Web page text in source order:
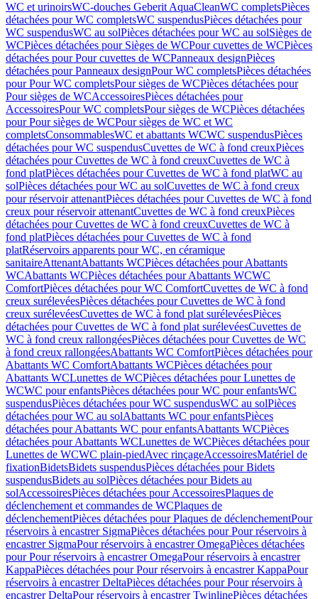
WC et urinoirsWC-douches Geberit AquaCleanWC completsPièces
détachées pour WC completsWC suspendusPièces détachées pour
WC suspendusWC au solPièces détachées pour WC au solSièges de
WCPièces détachées pour Sièges de WCPour cuvettes de WCPièces
détachées pour Pour cuvettes de WCPanneaux designPièces
détachées pour Panneaux designPour WC completsPièces détachées
pour Pour WC completsPour sièges de WCPièces détachées pour
Pour sièges de WCAccessoiresPièces détachées pour
AccessoiresPour WC completsPour sièges de WCPièces détachées
pour Pour sièges de WCPour sièges de WC et WC
completsConsommablesWC et abattants WCWC suspendusPièces
détachées pour WC suspendusCuvettes de WC à fond creuxPièces
détachées pour Cuvettes de WC à fond creuxCuvettes de WC à
fond platPièces détachées pour Cuvettes de WC à fond platWC au
solPièces détachées pour WC au solCuvettes de WC à fond creux
pour réservoir attenantPièces détachées pour Cuvettes de WC à fond
creux pour réservoir attenantCuvettes de WC à fond creuxPièces
détachées pour Cuvettes de WC à fond creuxCuvettes de WC à
fond platPièces détachées pour Cuvettes de WC à fond
platRéservoirs apparents pour WC, en céramique
sanitaireAttenantAbattants WCPièces détachées pour Abattants
WCAbattants WCPièces détachées pour Abattants WCWC
ComfortPièces détachées pour WC ComfortCuvettes de WC à fond
creux surélevéesPièces détachées pour Cuvettes de WC à fond
creux surélevéesCuvettes de WC à fond plat surélevéesPièces
détachées pour Cuvettes de WC à fond plat surélevéesCuvettes de
WC à fond creux rallongéesPièces détachées pour Cuvettes de WC
à fond creux rallongéesAbattants WC ComfortPièces détachées pour
Abattants WC ComfortAbattants WCPièces détachées pour
Abattants WCLunettes de WCPièces détachées pour Lunettes de
WCWC pour enfantsPièces détachées pour WC pour enfantsWC
suspendusPièces détachées pour WC suspendusWC au solPièces
détachées pour WC au solAbattants WC pour enfantsPièces
détachées pour Abattants WC pour enfantsAbattants WCPièces
détachées pour Abattants WCLunettes de WCPièces détachées pour
Lunettes de WCWC plain-piedAvec rinçageAccessoiresMatériel de
fixationBidetsBidets suspendusPièces détachées pour Bidets
suspendusBidets au solPièces détachées pour Bidets au
solAccessoiresPièces détachées pour AccessoiresPlaques de
déclenchement et commandes de WCPlaques de
déclenchementPièces détachées pour Plaques de déclenchementPour
réservoirs à encastrer SigmaPièces détachées pour Pour réservoirs à
encastrer SigmaPour réservoirs à encastrer OmegaPièces détachées
pour Pour réservoirs à encastrer OmegaPour réservoirs à encastrer
KappaPièces détachées pour Pour réservoirs à encastrer KappaPour
réservoirs à encastrer DeltaPièces détachées pour Pour réservoirs à
encastrer DeltaPour réservoirs à encastrer TwinlinePièces détachées